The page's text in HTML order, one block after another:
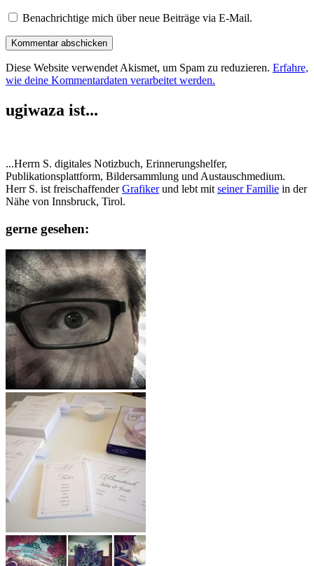
Benachrichtige mich über neue Beiträge via E-Mail.
Diese Website verwendet Akismet, um Spam zu reduzieren. Erfahre,
wie deine Kommentardaten verarbeitet werden.
ugiwaza ist...
...Herrn S. digitales Notizbuch, Erinnerungshelfer,
Publikationsplattform, Bildersammlung und Austauschmedium.
Herr S. ist freischaffenderGrafikerund lebt mit seiner Familie in der
Nähe von Innsbruck, Tirol.
gerne gesehen: